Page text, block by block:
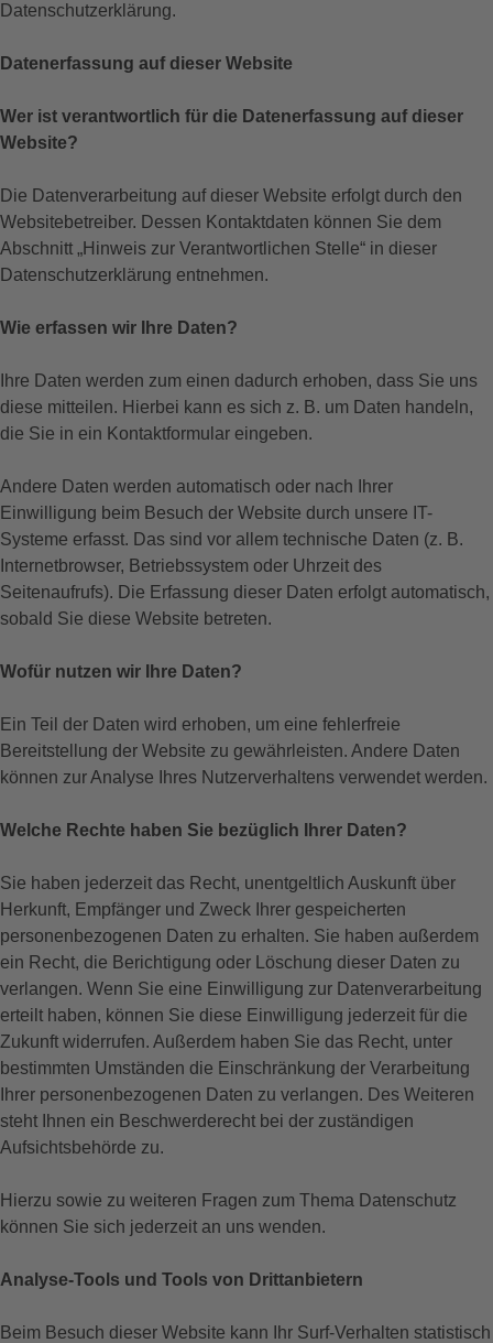
Datenschutzerklärung.
Datenerfassung auf dieser Website
Wer ist verantwortlich für die Datenerfassung auf dieser
Website?
Die Datenverarbeitung auf dieser Website erfolgt durch den
Websitebetreiber. Dessen Kontaktdaten können Sie dem
Abschnitt „Hinweis zur Verantwortlichen Stelle“ in dieser
Datenschutzerklärung entnehmen.
Wie erfassen wir Ihre Daten?
Ihre Daten werden zum einen dadurch erhoben, dass Sie uns
diese mitteilen. Hierbei kann es sich z. B. um Daten handeln,
die Sie in ein Kontaktformular eingeben.
Andere Daten werden automatisch oder nach Ihrer
Einwilligung beim Besuch der Website durch unsere IT-
Systeme erfasst. Das sind vor allem technische Daten (z. B.
Internetbrowser, Betriebssystem oder Uhrzeit des
Seitenaufrufs). Die Erfassung dieser Daten erfolgt automatisch,
sobald Sie diese Website betreten.
Wofür nutzen wir Ihre Daten?
Ein Teil der Daten wird erhoben, um eine fehlerfreie
Bereitstellung der Website zu gewährleisten. Andere Daten
können zur Analyse Ihres Nutzerverhaltens verwendet werden.
Welche Rechte haben Sie bezüglich Ihrer Daten?
Sie haben jederzeit das Recht, unentgeltlich Auskunft über
Herkunft, Empfänger und Zweck Ihrer gespeicherten
personenbezogenen Daten zu erhalten. Sie haben außerdem
ein Recht, die Berichtigung oder Löschung dieser Daten zu
verlangen. Wenn Sie eine Einwilligung zur Datenverarbeitung
erteilt haben, können Sie diese Einwilligung jederzeit für die
Zukunft widerrufen. Außerdem haben Sie das Recht, unter
bestimmten Umständen die Einschränkung der Verarbeitung
Ihrer personenbezogenen Daten zu verlangen. Des Weiteren
steht Ihnen ein Beschwerderecht bei der zuständigen
Aufsichtsbehörde zu.
Hierzu sowie zu weiteren Fragen zum Thema Datenschutz
können Sie sich jederzeit an uns wenden.
Analyse-Tools und Tools von Dritt­anbietern
Beim Besuch dieser Website kann Ihr Surf-Verhalten statistisch